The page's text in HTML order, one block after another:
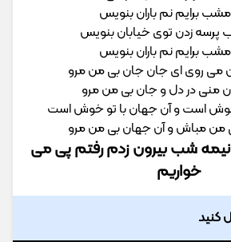
ﺑﺮاﻳﻢ ﻧﻢ ﺑﺎران ﺑﻨﻮﻳﺲ
زدن ﺗﻮی ﺧﻴﺎﺑﺎن ﺑﻨﻮﻳﺲ
ﺑﺮاﻳﻢ ﻧﻢ ﺑﺎران ﺑﻨﻮﻳﺲ
روی ای ﺟﺎن ﺟﺎن ﺑﻰ ﻣﻦ ﻣﺮو
ﻣﻨﻰ در دل و ﺟﺎن ﺑﻰ ﻣﻦ ﻣﺮو
ﺧﻮش اﺳﺖ و آن ﺟﻬﺎن ﺑﺎ ﺗﻮ ﺧﻮش اﺳﺖ
ﻣﻦ ﻣﺒﺎش و آن ﺟﻬﺎن ﺑﻰ ﻣﻦ ﻣﺮو
شب بیرون زدم رفتم پی می
خواریم
کنید